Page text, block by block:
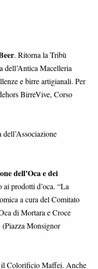
. Ritorna la Tribù
dell’Antica Macelleria
e birre artigianali. Per
BirreVive, Corso
dell’Oca e dei
prodotti d’oca. “La
a cura del Comitato
di Mortara e Croce
Monsignor
il Colorificio Maffei. Anche